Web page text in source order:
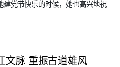
建党节快乐的时候，她也高兴地祝
文脉 重振古道雄风